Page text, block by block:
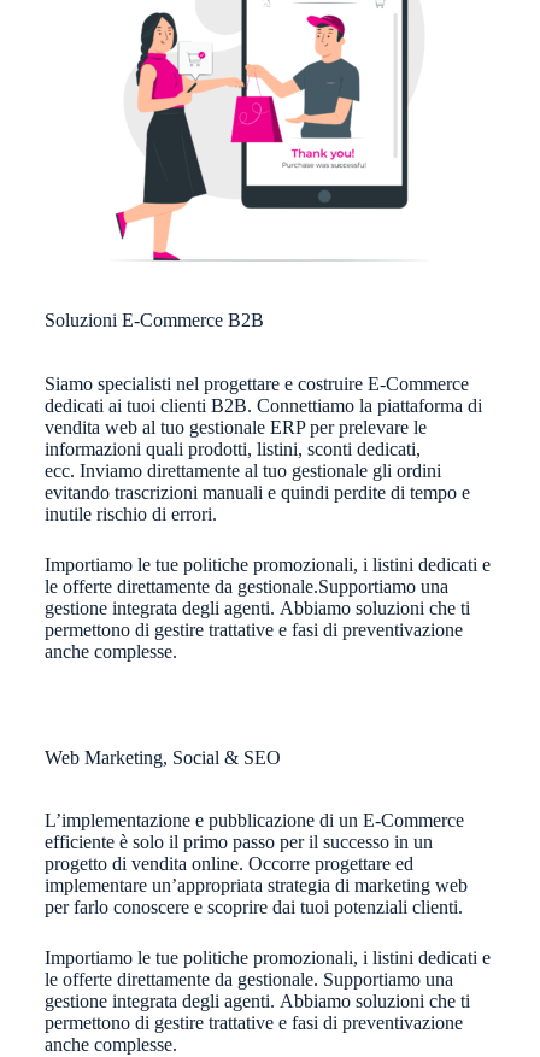
Soluzioni E-Commerce B2B
Siamo specialisti nel progettare e costruire E-Commerce
dedicati ai tuoi clienti B2B. Connettiamo la piattaforma di
vendita web al tuo gestionale ERP per prelevare le
informazioni quali prodotti, listini, sconti dedicati,
ecc. Inviamo direttamente al tuo gestionale gli ordini
evitando trascrizioni manuali e quindi perdite di tempo e
inutile rischio di errori.
Importiamo le tue politiche promozionali, i listini dedicati e
le offerte direttamente da gestionale.Supportiamo una
gestione integrata degli agenti. Abbiamo soluzioni che ti
permettono di gestire trattative e fasi di preventivazione
anche complesse.
Web Marketing, Social & SEO
L’implementazione e pubblicazione di un E-Commerce
efficiente è solo il primo passo per il successo in un
progetto di vendita online. Occorre progettare ed
implementare un’appropriata strategia di marketing web
per farlo conoscere e scoprire dai tuoi potenziali clienti.
Importiamo le tue politiche promozionali, i listini dedicati e
le offerte direttamente da gestionale. Supportiamo una
gestione integrata degli agenti. Abbiamo soluzioni che ti
permettono di gestire trattative e fasi di preventivazione
anche complesse.